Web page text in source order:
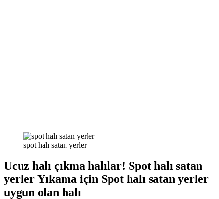
spot halı satan yerler
Ucuz halı çıkma halılar! Spot halı satan
yerler Yıkama için Spot halı satan yerler
uygun olan halı